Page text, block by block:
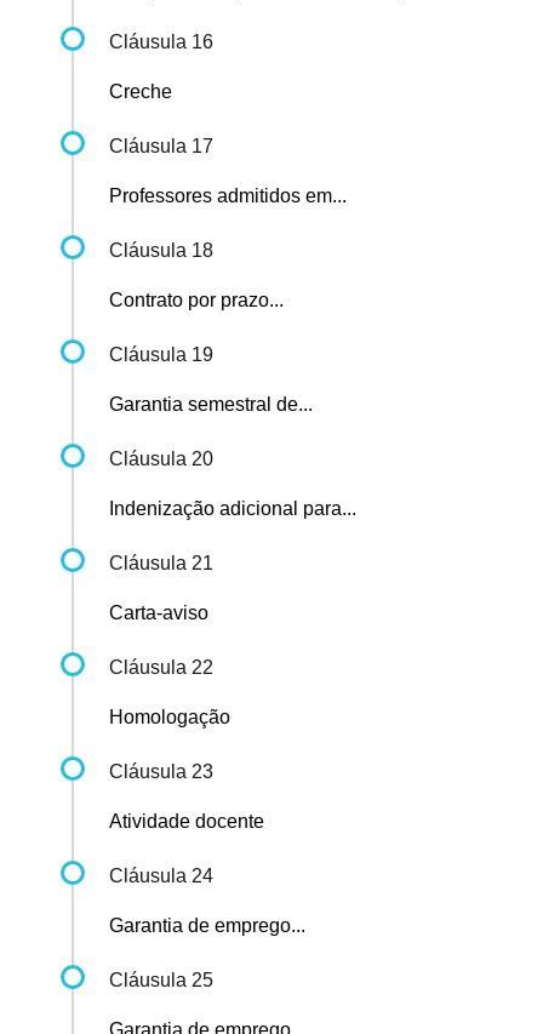
Cláusula 16
Creche
Cláusula 17
Professores admitidos em...
Cláusula 18
Contrato por prazo...
Cláusula 19
Garantia semestral de...
Cláusula 20
Indenização adicional para...
Cláusula 21
Carta-aviso
Cláusula 22
Homologação
Cláusula 23
Atividade docente
Cláusula 24
Garantia de emprego...
Cláusula 25